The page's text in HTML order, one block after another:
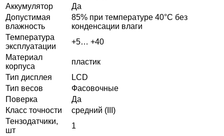
Аккумулятор
Да
Допустимая
влажность
85% при температуре 40°С без
конденсации влаги
Температура
эксплуатации
+5… +40
Материал
корпуса
пластик
Тип дисплея
LCD
Тип весов
Фасовочные
Поверка
Да
Класс точности
средний (III)
Тензодатчики,
шт
1